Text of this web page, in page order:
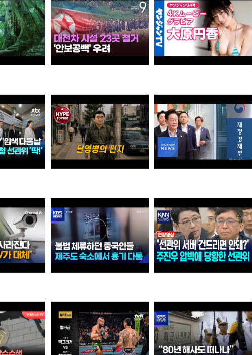
와꾸대장봉준
오쿠오쿠오타쿠
떨어진원숭이
손나은
크롬
애플
아이언맨
가습기